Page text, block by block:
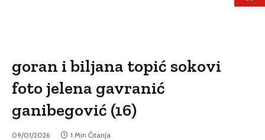
goran i biljana topić sokovi
foto jelena gavranić
ganibegović (16)
09/01/2026 1 Min Čitanja